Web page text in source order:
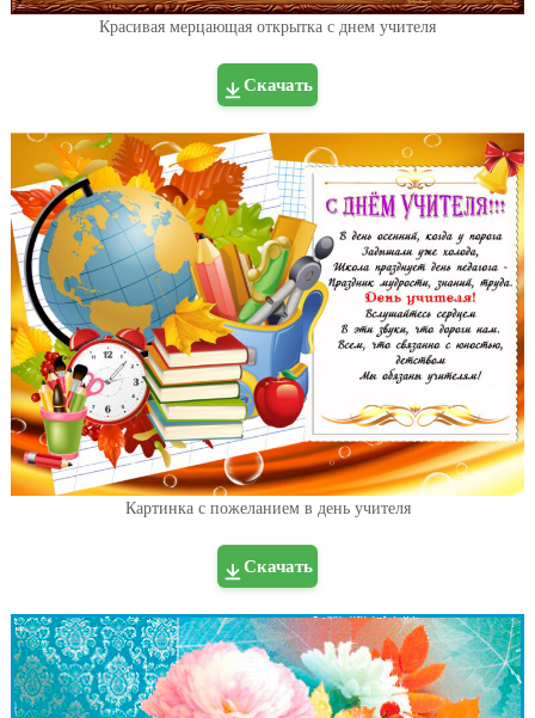
Красивая мерцающая открытка с днем учителя
Скачать
Картинка с пожеланием в день учителя
Скачать